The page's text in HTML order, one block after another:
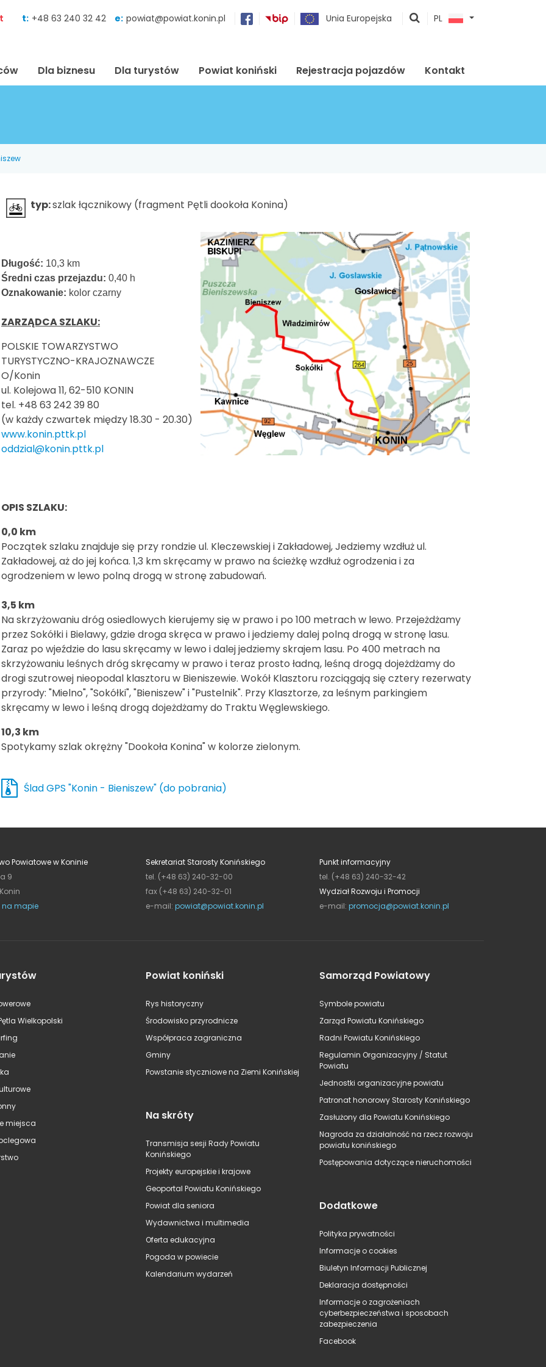
t: +48 63 240 32 42 e: powiat@powiat.konin.pl Unia Europejska
pokaż
PL
Dla biznesu Dla turystów Powiat koniński Rejestracja pojazdów Kontakt
typ:szlak łącznikowy (fragment Pętli dookoła Konina)
Długość: 10,3 km
Średni czas przejazdu: 0,40 h
Oznakowanie: kolor czarny
ZARZĄDCA SZLAKU:
POLSKIE TOWARZYSTWO
TURYSTYCZNO-KRAJOZNAWCZE
O/Konin
ul. Kolejowa 11, 62-510 KONIN
tel. +48 63 242 39 80
(w każdy czwartek między 18.30 - 20.30)
www.konin.pttk.pl
oddzial@konin.pttk.pl
OPIS SZLAKU:
0,0 km
Początek szlaku znajduje się przy rondzie ul. Kleczewskiej i Zakładowej, Jedziemy wzdłuż ul.
Zakładowej, aż do jej końca. 1,3 km skręcamy w prawo na ścieżkę wzdłuż ogrodzenia i za
ogrodzeniem w lewo polną drogą w stronę zabudowań.
3,5 km
Na skrzyżowaniu dróg osiedlowych kierujemy się w prawo i po 100 metrach w lewo. Przejeżdżamy
przez Sokółki i Bielawy, gdzie droga skręca w prawo i jedziemy dalej polną drogą w stronę lasu.
Zaraz po wjeździe do lasu skręcamy w lewo i dalej jedziemy skrajem lasu. Po 400 metrach na
skrzyżowaniu leśnych dróg skręcamy w prawo i teraz prosto ładną, leśną drogą dojeżdżamy do
drogi szutrowej nieopodal klasztoru w Bieniszewie. Wokół Klasztoru rozciągają się cztery rezerwaty
przyrody: "Mielno", "Sokółki", "Bieniszew" i "Pustelnik". Przy Klasztorze, za leśnym parkingiem
skręcamy w lewo i leśną drogą dojeżdżamy do Traktu Węglewskiego.
10,3 km
Spotykamy szlak okrężny "Dookoła Konina" w kolorze zielonym.
Ślad GPS "Konin - Bieniszew" (do pobrania)
Powiatowe w Koninie
9
na mapie
Sekretariat Starosty Konińskiego
tel. (+48 63) 240-32-00
fax (+48 63) 240-32-01
e-mail: powiat@powiat.konin.pl
Punkt informacyjny
tel. (+48 63) 240-32-42
Wydział Rozwoju i Promocji
e-mail: promocja@powiat.konin.pl
Wielkopolski
miejsca
Powiat koniński
Rys historyczny
Środowisko przyrodnicze
Współpraca zagraniczna
Gminy
Powstanie styczniowe na Ziemi Konińskiej
Na skróty
Transmisja sesji Rady Powiatu
Konińskiego
Projekty europejskie i krajowe
Geoportal Powiatu Konińskiego
Powiat dla seniora
Wydawnictwa i multimedia
Oferta edukacyjna
Pogoda w powiecie
Kalendarium wydarzeń
Samorząd Powiatowy
Symbole powiatu
Zarząd Powiatu Konińskiego
Radni Powiatu Konińskiego
Regulamin Organizacyjny / Statut
Powiatu
Jednostki organizacyjne powiatu
Patronat honorowy Starosty Konińskiego
Zasłużony dla Powiatu Konińskiego
Nagroda za działalność na rzecz rozwoju
powiatu konińskiego
Postępowania dotyczące nieruchomości
Dodatkowe
Polityka prywatności
Informacje o cookies
Biuletyn Informacji Publicznej
Deklaracja dostępności
Informacje o zagrożeniach
cyberbezpieczeństwa i sposobach
zabezpieczenia
Facebook